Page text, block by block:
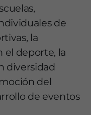
de
la
el deporte, la
diversidad
del
de eventos